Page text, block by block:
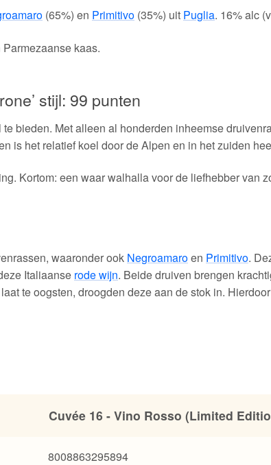
(65%) en Primitivo (35%) uit Puglia. 16% alc
kaas.
stijl: 99 punten
bieden. Met alleen al honderden inheemse
is het relatief koel door de Alpen en in het zuiden
Kortom: een waar walhalla voor de liefhebber van
waaronder ook Negroamaroen Primitivo.
Italiaanse rode wijn. Beide druiven brengen
te oogsten, droogden deze aan de stok in.
Cuvée 16 - Vino Rosso (Limited
8008863295894